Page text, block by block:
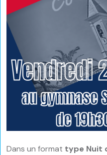
Dans un format type Nuit